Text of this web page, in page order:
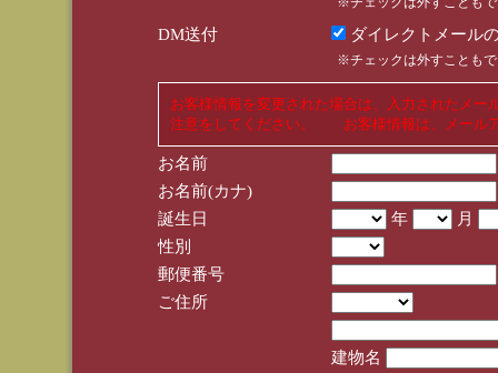
DM送付 ダイレクトメール
※チェックは外すことも
お客様情報を変更された場合は、入力されたメ
注意をしてください。 お客様情報は、メール
お名前
お名前(カナ)
誕生日
年
月
性別
郵便番号
ご住所
建物名